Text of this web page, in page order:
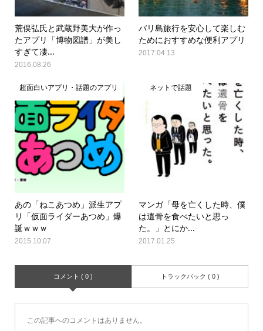
荒俣弘氏と武蔵野美大が作っ
たアプリ「博物図譜」が美し
すぎて凄...
2016.08.26
バリ島旅行を安心して楽しむ
ためにおすすめな便利アプリ
2017.04.13
超面白いアプリ・話題のアプリ
あの「ねこあつめ」派生アプ
リ「仮面ライダーあつめ」爆
誕ｗｗｗ
2015.10.07
ネットで話題
マンガ「母を亡くした時、僕
は遺骨を食べたいと思っ
た。」とにか...
2017.01.25
コメント ( 0 ) トラックバック ( 0 )
この記事へのコメントはありません。